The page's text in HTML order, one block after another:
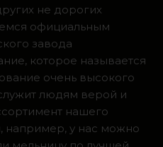
не дорогих
официальным
завода
которое называется
очень высокого
людям верой и
нашего
например, у нас можно